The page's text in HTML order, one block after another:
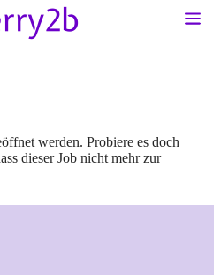
werden. Probiere es doch
dieser Job nicht mehr zur